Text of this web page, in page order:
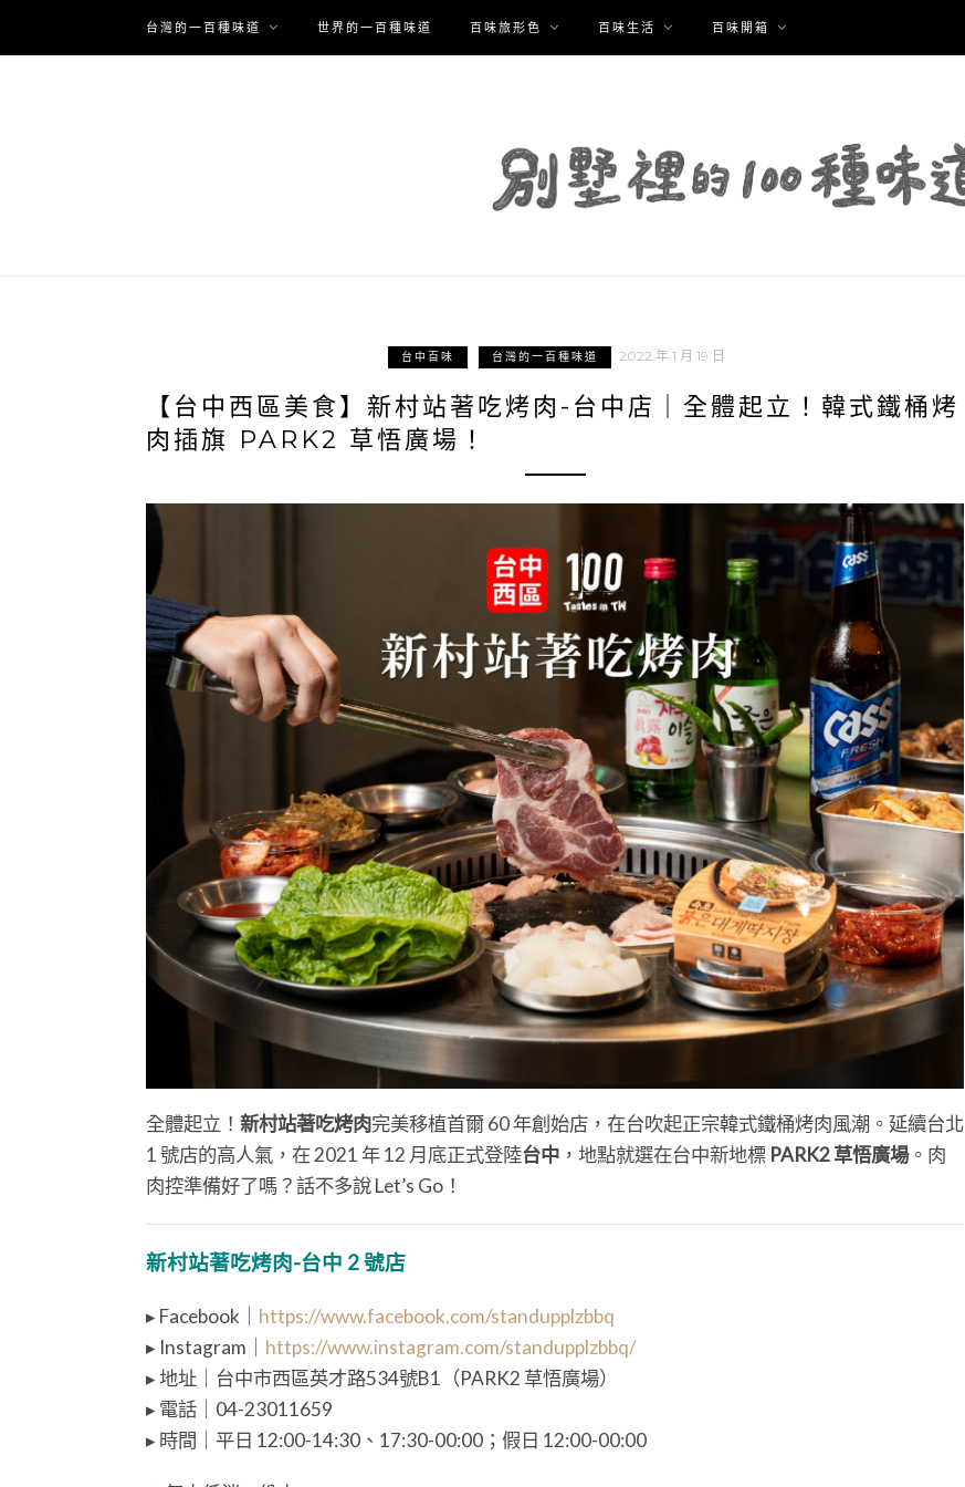
台灣的一百種味道 世界的一百種味道 百味旅形色 百味生活 百味開箱
台中百味 台灣的一百種味道 2022 年 1 月 19 日
【台中西區美食】新村站著吃烤肉-台中店｜全體起立！韓式鐵桶烤
肉插旗 PARK2 草悟廣場！
全體起立！ 新村站著吃烤肉完美移植首爾 60 年創始店，在台吹起正宗韓式鐵桶烤肉風潮。延續台北
1 號店的高人氣，在 2021 年 12 月底正式登陸台中 ，地點就選在台中新地標 PARK2 草悟廣場。肉
肉控準備好了嗎？話不多說 Let’s Go！
新村站著吃烤肉-台中 2 號店
▸ Facebook｜ https://www.facebook.com/standupplzbbq
▸ Instagram｜ https://www.instagram.com/standupplzbbq/
▸ 地址｜台中市西區英才路534號B1（PARK2 草悟廣場）
▸ 電話｜04-23011659
▸ 時間｜平日 12:00-14:30、17:30-00:00；假日 12:00-00:00